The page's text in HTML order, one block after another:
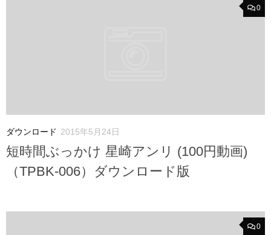
0
ダウンロード 2015年5月24日
短時間ぶっかけ 星崎アンリ (100円動画)
（TPBK-006）ダウンロード版
0